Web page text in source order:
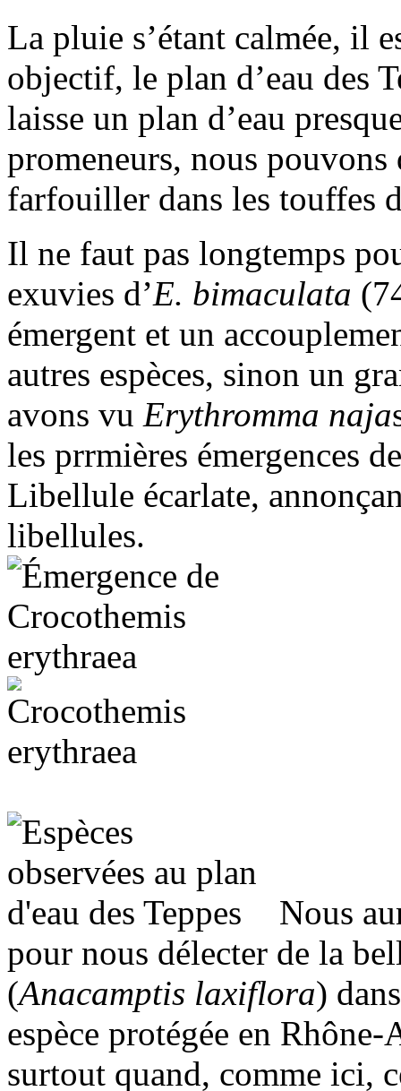
La pluie s’étant calmée, il
objectif, le plan d’eau des
laisse un plan d’eau
promeneurs, nous
farfouiller dans les touffes
Il ne faut pas longtemps
exuvies d’E. bimaculata
émergent et un
autres espèces, sinon un
avons vu Erythromma naja
les prrmières émergences
Libellule écarlate,
libellules.
Nous
pour nous délecter de la
(Anacamptis laxiflora)
espèce protégée en
surtout quand, comme ici,